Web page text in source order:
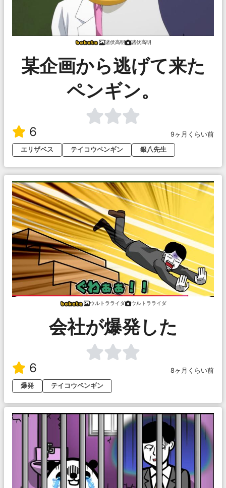
諸伏高明 諸伏高明
某企画から逃げて来た
ペンギン。
6
9ヶ月くらい前
エリザベス
テイコウペンギン 銀八先生
ウルトラライダ ウルトラライダ
会社が爆発した
6
8ヶ月くらい前
爆発
テイコウペンギン